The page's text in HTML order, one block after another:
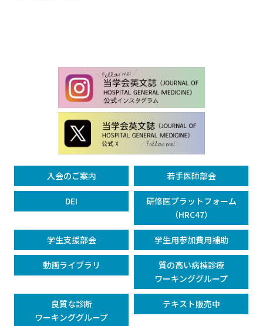
入会のご案内 若手医師部会
DEI
研修医プラットフォーム
（HRC47）
学生支援部会 学生用参加費用補助
動画ライブラリ
質の高い病棟診療
ワーキンググループ
良質な診断
ワーキンググループ
テキスト販売中